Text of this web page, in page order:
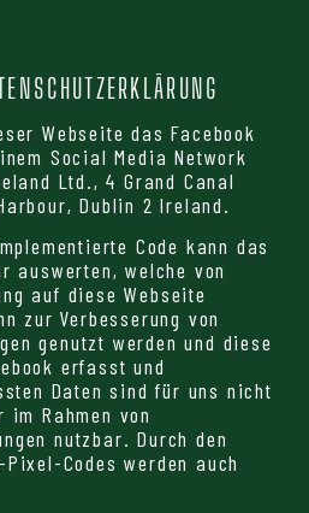
Webseite das Facebook
Social Media Network
Ltd., 4 Grand Canal
Dublin 2 Ireland.
Code kann das
auswerten, welche von
auf diese Webseite
zur Verbesserung von
genutzt werden und diese
erfasst und
Daten sind für uns nicht
Rahmen von
nutzbar. Durch den
Codes werden auch